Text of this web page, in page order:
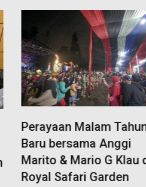
Perayaan Malam Tahun
Baru bersama Anggi
Marito & Mario G Klau di
Royal Safari Garden